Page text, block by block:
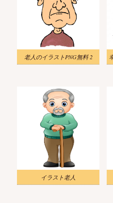
老人のイラストPNG無料 2
イラスト老人